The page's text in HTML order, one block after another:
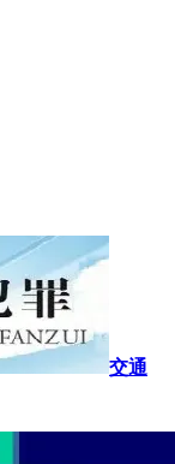
交通